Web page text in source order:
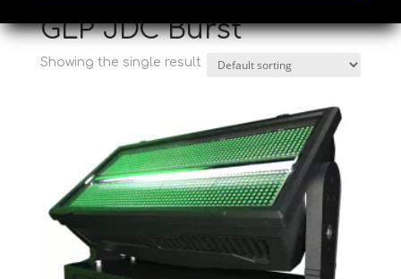
GLP JDC Burst
Showing the single result